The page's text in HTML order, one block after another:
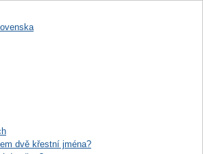
dvě křestní jména?